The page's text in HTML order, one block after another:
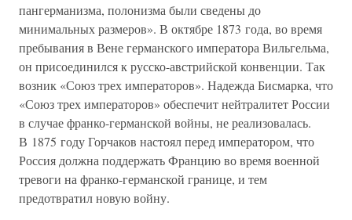
пангерманизма, полонизма были сведены до
минимальных размеров». В октябре 1873 года, во время
пребывания в Вене германского императора Вильгельма,
он присоединился к русско-австрийской конвенции. Так
возник «Союз трех императоров». Надежда Бисмарка, что
«Союз трех императоров» обеспечит нейтралитет России
в случае франко-германской войны, не реализовалась.
В 1875 году Горчаков настоял перед императором, что
Россия должна поддержать Францию во время военной
тревоги на франко-германской границе, и тем
предотвратил новую войну.